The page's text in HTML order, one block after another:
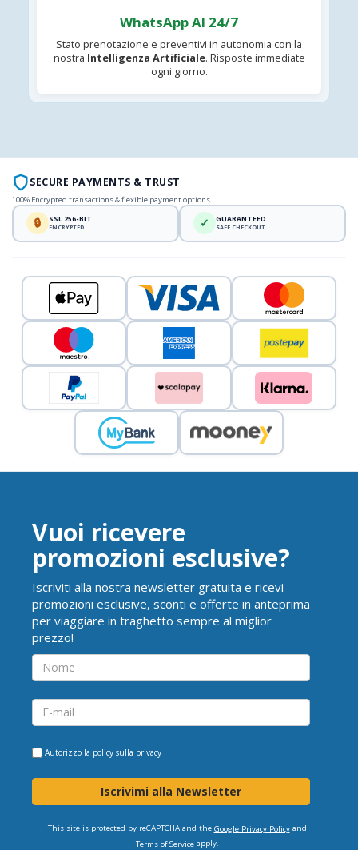
WhatsApp AI 24/7
Stato prenotazione e preventivi in autonomia con la
nostra Intelligenza Artificiale. Risposte immediate
ogni giorno.
SECURE PAYMENTS & TRUST
100% Encrypted transactions & flexible payment options
🔒 SSL 256-BIT
ENCRYPTED ✓ GUARANTEED
SAFE CHECKOUT
Vuoi ricevere
promozioni esclusive?
Iscriviti alla nostra newsletter gratuita e ricevi
promozioni esclusive, sconti e offerte in anteprima
per viaggiare in traghetto sempre al miglior
prezzo!
Autorizzo la policy sulla privacy
Iscrivimi alla Newsletter
This site is protected by reCAPTCHA and the Google Privacy Policyand
Terms of Serviceapply.